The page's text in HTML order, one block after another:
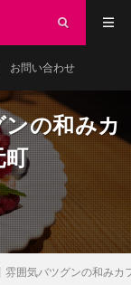
お問い合わせ
の和みカ
町
雰囲気バツグンの和みカ